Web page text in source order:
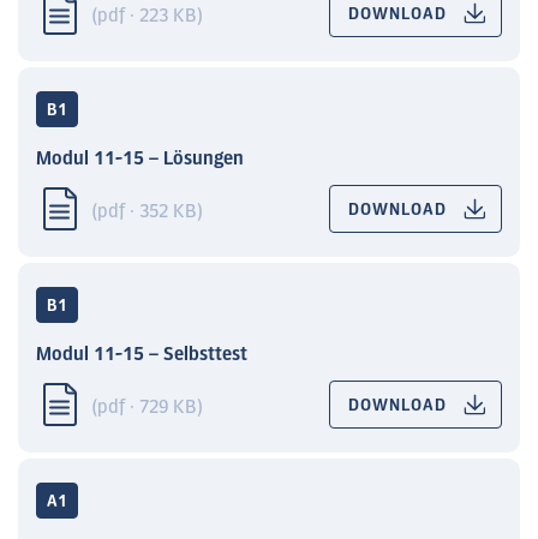
(pdf · 223 KB) DOWNLOAD
B1
Modul 11-15 – Lösungen
(pdf · 352 KB) DOWNLOAD
B1
Modul 11-15 – Selbsttest
(pdf · 729 KB) DOWNLOAD
A1